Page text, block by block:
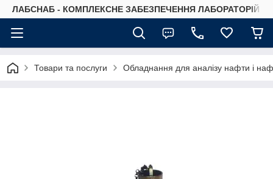
ЛАБСНАБ - КОМПЛЕКСНЕ ЗАБЕЗПЕЧЕННЯ ЛАБОРАТОРІЙ
Товари та послуги Обладнання для аналізу нафти і